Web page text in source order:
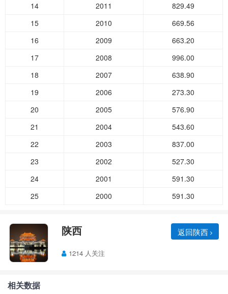
14
2011
829.49
15
2010
669.56
16
2009
663.20
17
2008
996.00
18
2007
638.90
19
2006
273.30
20
2005
576.90
21
2004
543.60
22
2003
837.00
23
2002
527.30
24
2001
591.30
25
2000 591.30
陕西 返回陕西
1214 人关注
相关数据